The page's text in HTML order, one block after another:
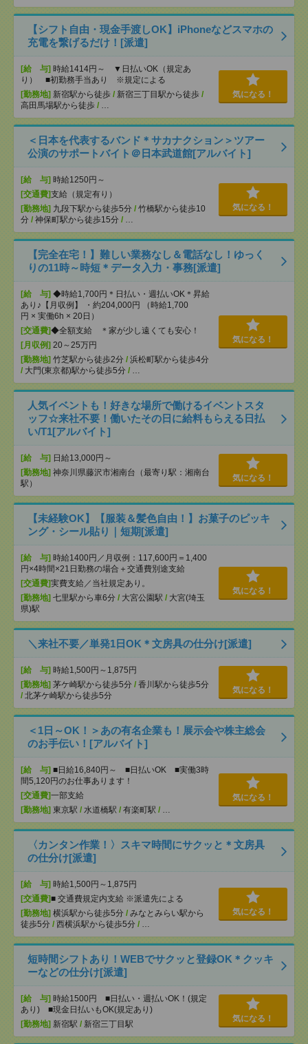
【シフト自由・現金手渡しOK】iPhoneなどスマホの
充電を繋げるだけ！[派遣]
[給 与] 時給1414円～ ▼日払いOK（規定あ
り） ■初勤務手当あり ※規定による
[勤務地] 新宿駅から徒歩 / 新宿三丁目駅から徒歩 /
高田馬場駅から徒歩 / …
気になる！
＜日本を代表するバンド＊サカナクション＞ツアー
公演のサポートバイト＠日本武道館[アルバイト]
[給 与] 時給1250円～
[交通費]支給（規定有り）
[勤務地] 九段下駅から徒歩5分 / 竹橋駅から徒歩10
分 / 神保町駅から徒歩15分 / …
気になる！
【完全在宅！】難しい業務なし＆電話なし！ゆっく
りの11時～時短＊データ入力・事務[派遣]
[給 与] ◆時給1,700円＊日払い・週払いOK＊昇給
あり♪【月収例】 ・約204,000円 （時給1,700
円 × 実働6h × 20日）
[交通費]◆全額支給 ＊家が少し遠くても安心！
[月収例] 20～25万円
[勤務地] 竹芝駅から徒歩2分 / 浜松町駅から徒歩4分
/ 大門(東京都)駅から徒歩5分 / …
気になる！
人気イベントも！好きな場所で働けるイベントスタ
ッフ☆来社不要！働いたその日に給料もらえる日払
い/T1[アルバイト]
[給 与] 日給13,000円～
[勤務地] 神奈川県藤沢市湘南台（最寄り駅：湘南台
駅）
気になる！
【未経験OK】【服装＆髪色自由！】お菓子のピッキ
ング・シール貼り｜短期[派遣]
[給 与] 時給1400円／月収例：117,600円＝1,400
円×4時間×21日勤務の場合＋交通費別途支給
[交通費]実費支給／当社規定あり。
[勤務地] 七里駅から車6分 / 大宮公園駅 / 大宮(埼玉
県)駅
気になる！
＼来社不要／単発1日OK＊文房具の仕分け[派遣]
[給 与] 時給1,500円～1,875円
[勤務地] 茅ケ崎駅から徒歩5分 / 香川駅から徒歩5分
/ 北茅ケ崎駅から徒歩5分
気になる！
＜1日～OK！＞あの有名企業も！展示会や株主総会
のお手伝い！[アルバイト]
[給 与] ■日給16,840円～ ■日払いOK ■実働3時
間5,120円のお仕事あります！
[交通費]一部支給
[勤務地] 東京駅 / 水道橋駅 / 有楽町駅 / …
気になる！
〈カンタン作業！〉スキマ時間にサクッと＊文房具
の仕分け[派遣]
[給 与] 時給1,500円～1,875円
[交通費]■ 交通費規定内支給 ※派遣先による
[勤務地] 横浜駅から徒歩5分 / みなとみらい駅から
徒歩5分 / 西横浜駅から徒歩5分 / …
気になる！
短時間シフトあり！WEBでサクッと登録OK＊クッキ
ーなどの仕分け[派遣]
[給 与] 時給1500円 ■日払い・週払いOK！(規定
あり) ■現金日払いもOK(規定あり)
[勤務地] 新宿駅 / 新宿三丁目駅
気になる！